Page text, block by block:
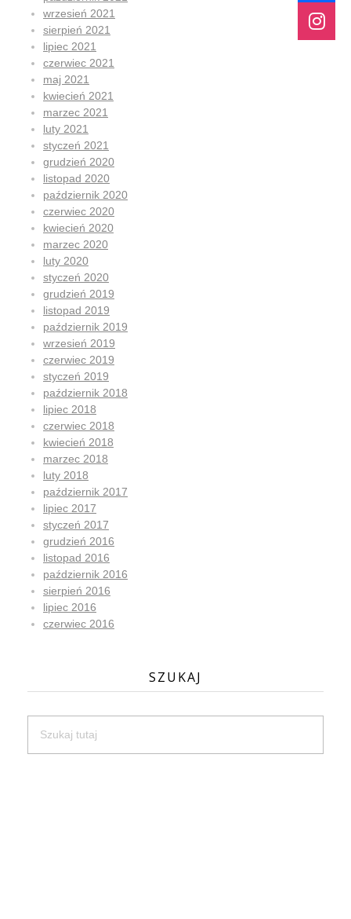
wrzesień 2021
sierpień 2021
lipiec 2021
czerwiec 2021
maj 2021
kwiecień 2021
marzec 2021
luty 2021
styczeń 2021
grudzień 2020
listopad 2020
październik 2020
czerwiec 2020
kwiecień 2020
marzec 2020
luty 2020
styczeń 2020
grudzień 2019
listopad 2019
październik 2019
wrzesień 2019
czerwiec 2019
styczeń 2019
październik 2018
lipiec 2018
czerwiec 2018
kwiecień 2018
marzec 2018
luty 2018
październik 2017
lipiec 2017
styczeń 2017
grudzień 2016
listopad 2016
październik 2016
sierpień 2016
lipiec 2016
czerwiec 2016
SZUKAJ